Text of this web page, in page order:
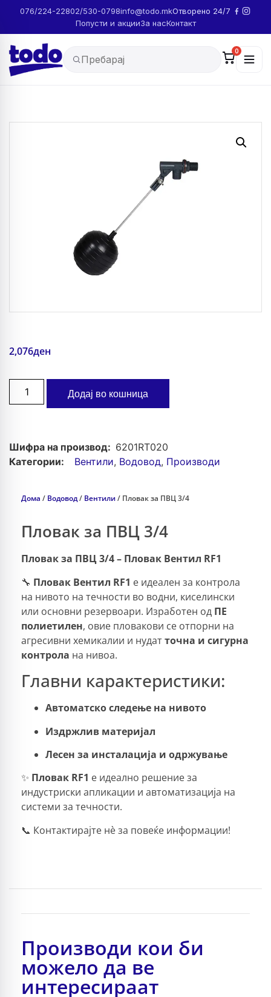
076/224-22802/530-0798info@todo.mkОтворено 24/7
Попусти и акцииЗа насКонтакт
0
2,076ден
Додај во кошница
Шифра на производ: 6201RT020
Категории:
Вентили, Водовод, Производи
Дома / Водовод/ Вентили/ Пловак за ПВЦ 3/4
Пловак за ПВЦ 3/4
Пловак за ПВЦ 3/4 – Пловак Вентил RF1
🔧 Пловак Вентил RF1 е идеален за контрола
на нивото на течности во водни, киселински
или основни резервоари. Изработен од ПЕ
полиетилен, овие пловакови се отпорни на
агресивни хемикалии и нудатточна и сигурна
контрола на нивоа.
Главни карактеристики:
Автоматско следење на нивото
Издржлив материјал
Лесен за инсталација и одржување
✨ Пловак RF1 е идеално решение за
индустриски апликации и автоматизација на
системи за течности.
📞 Контактирајте нè за повеќе информации!
Производи кои би
можело да ве
интересираат